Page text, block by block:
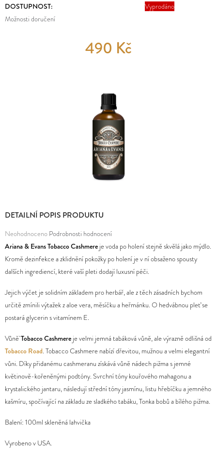
MĚNA
(CZK)
DOSTUPNOST:
Vyprodáno
Možnosti doručení
490 Kč
DETAILNÍ POPIS PRODUKTU
Průměrné
hodnocení
produktu
je
z
5
hvězdiček.
Neohodnoceno Podrobnosti hodnocení
Ariana & Evans Tobacco Cashmere je voda po holení stejně skvělá jako mýdlo.
Kromě dezinfekce a zklidnění pokožky po holení je v ní obsaženo spousty
dalších ingrediencí, které vaší pleti dodají luxusní péči.
Jejich výčet je solidním základem pro herbář, ale z těch zásadních bychom
určitě zmínili výtažek z aloe vera, měsíčku a heřmánku. O hedvábnou pleť se
postará glycerin s vitamínem E.
VůněTobacco Cashmere je velmi jemná tabáková vůně, ale výrazně odlišná od
Tobacco Road. Tobacco Cashmere nabízí dřevitou, mužnou a velmi elegantní
vůni. Díky přidanému cashmeranu získává vůně nádech pižma s jemné
květinově-kořeněnými podtóny. Svrchní tóny kouřového mahagonu a
krystalického jantaru, následují střední tóny jasmínu, listu hřebíčku a jemného
kašmíru, spočívající na základu ze sladkého tabáku, Tonka bobů a bílého pižma.
Balení: 100ml skleněná lahvička
Vyrobeno v USA.
T
D
O
P
O
R
U
Č
U
J
E
M
E